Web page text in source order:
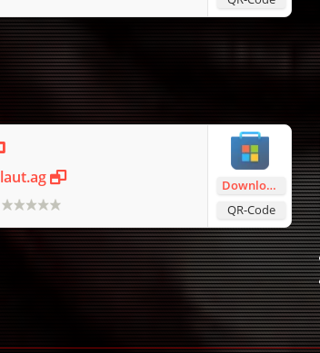
Download
QR-Code
laut.ag